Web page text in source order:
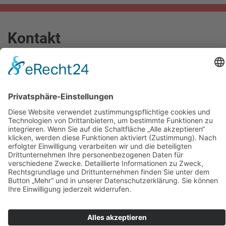
Kontakt
Thomas-Dehler-Str. 5
93077Bad Abbach
info@dermietbagger.de
0 94 05 / 9 18 434-0
0 15 22 / 573 0 599
0 94 05 / 9 18 434-5
www.dermietbagger.de
Rechtliches